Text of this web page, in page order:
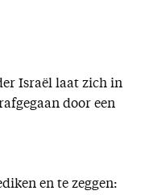
Israël laat zich in
door een
en te zeggen: